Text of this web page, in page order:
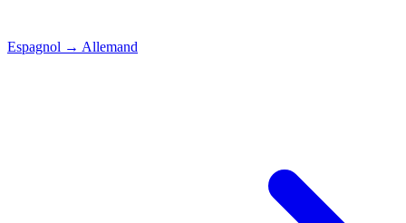
Espagnol → Allemand